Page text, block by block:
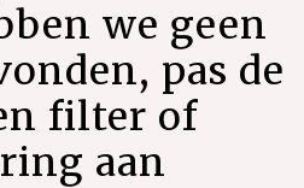
we geen
pas de
filter of
aan